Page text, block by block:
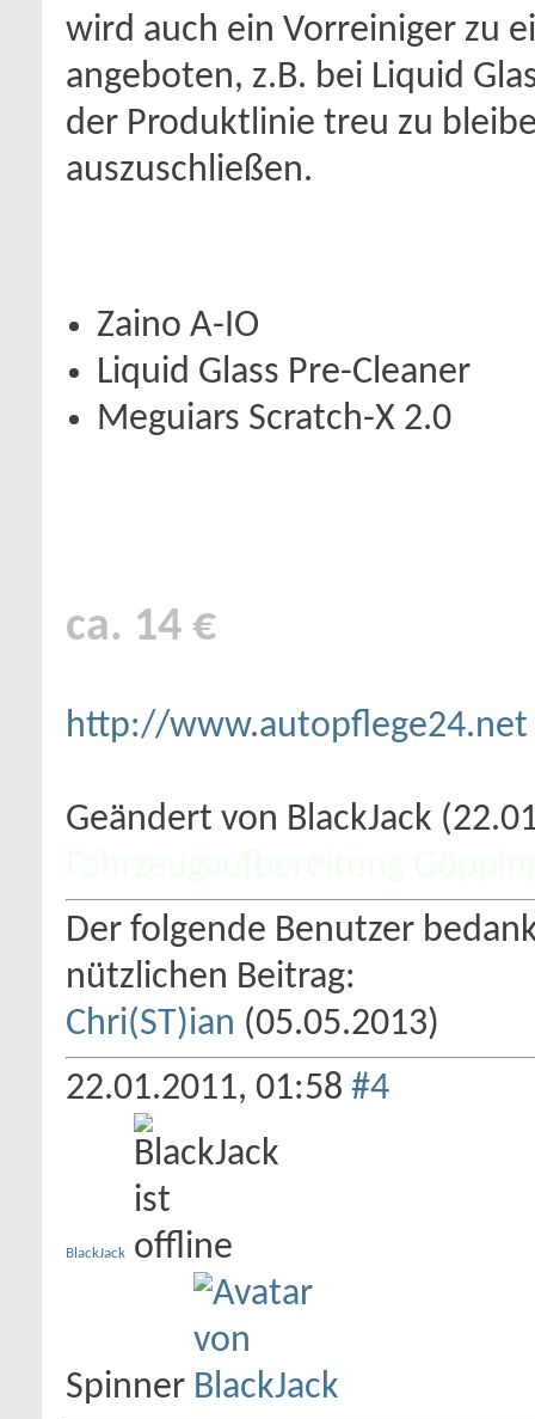
wird auch ein Vorreiniger zu
angeboten, z.B. bei Liquid
der Produktlinie treu zu
auszuschließen.
Zaino A-IO
Liquid Glass Pre-Cleaner
Meguiars Scratch-X 2.0
ca. 14 €
http://www.autopflege24.net
Geändert von BlackJack
Der folgende Benutzer
nützlichen Beitrag:
Chri(ST)ian (05.05.2013)
22.01.2011, 01:58 #4
BlackJack
Spinner